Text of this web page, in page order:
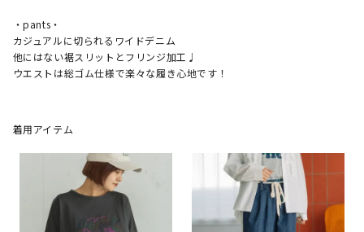
・pants・
カジュアルに切られるワイドデニム
他にはない裾スリットとフリンジ加工♩
ウエストは総ゴム仕様で楽々な履き心地です！
着用アイテム